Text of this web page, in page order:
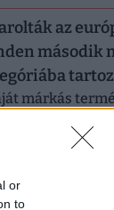
or
to
az
második
márkás